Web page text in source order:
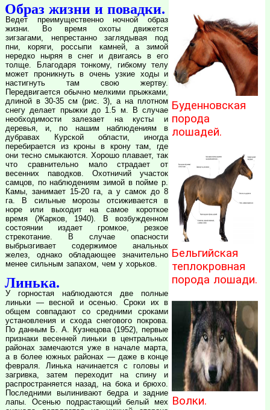
Образ жизни и повадки.
Ведет преимущественно ночной образ
жизни. Во время охоты движется
зигзагами, непрестанно заглядывая под
пни, коряги, россыпи камней, а зимой
нередко ныряя в снег и двигаясь в его
толще. Благодаря тонкому, гибкому телу
может проникнуть в очень узкие ходы и
настигнуть там свою жертву.
Передвигается обычно мелкими прыжками,
длиной в 30-35 см (рис. 3), а на плотном
снегу делает прыжки до 1.5 м. В случае
необходимости залезает на кусты и
деревья, и, по нашим наблюдениям в
дубравах Курской области, иногда
перебирается из кроны в крону там, где
они тесно смыкаются. Хорошо плавает, так
что сравнительно мало страдает от
весенних паводков. Охотничий участок
самцов, по наблюдениям зимой в пойме р.
Камы, занимает 15-20 га, а у самок до 8
га. В сильные морозы отсиживается в
норе или выходит на самое короткое
время (Жарков, 1940). В возбужденном
состоянии издает громкое, резкое
стрекотание. В случае опасности
выбрызгивает содержимое анальных
желез, однако обладающее значительно
менее сильным запахом, чем у хорьков.
Линька.
У горностая наблюдаются две полные
линьки — весной и осенью. Сроки их в
общем совпадают со средними сроками
установления и схода снегового покрова.
По данным Б. А. Кузнецова (1952), первые
признаки весенней линьки в центральных
районах замечаются уже в начале марта,
а в более южных районах — даже в конце
февраля. Линька начинается с головы и
загривка, затем переходит на спину и
распространяется назад, на бока и брюхо.
Последними вылинивают бедра и задние
лапы. Осенью подрастающий белый мех
Буденновская
порода
лошадей.
Бельгийская
теплокровная
порода лошади.
Волки.